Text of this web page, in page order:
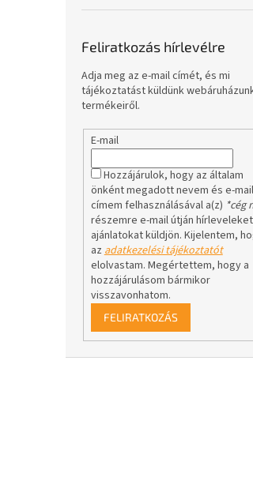
Feliratkozás hírlevélre
Adja meg az e-mail címét, és mi
tájékoztatást küldünk
termékeiről.
E-mail
Hozzájárulok, hogy az általam
önként megadott nevem és e-mail
címem felhasználásával a(z) *cég
részemre e-mail útján
ajánlatokat küldjön. Kijelentem,
azadatkezelési tájékoztatót
elolvastam. Megértettem, hogy a
hozzájárulásom bármikor
visszavonhatom.
FELIRATKOZÁS